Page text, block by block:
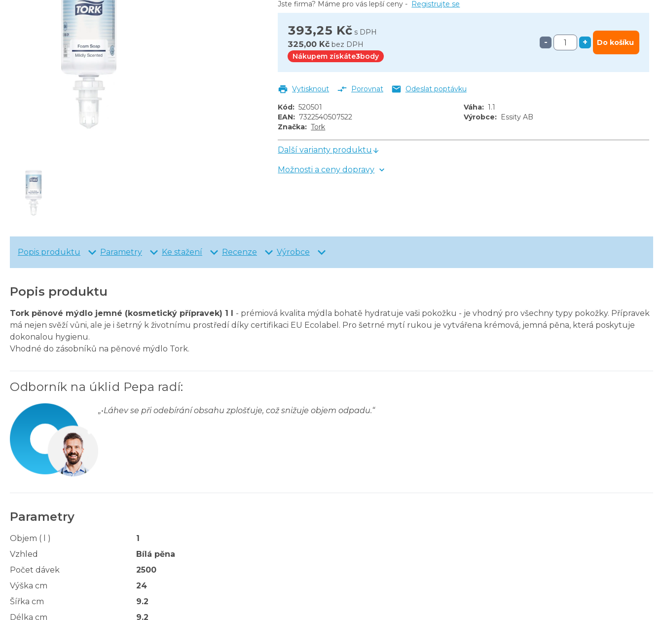
393,25 Kč s DPH
325,00 Kč bez DPH
Nákupem získáte3body
- + Do košíku
Jste firma? Máme pro vás lepší ceny - Registrujte se
Vytisknout Porovnat Odeslat poptávku
Kód: 520501 Váha: 1.1
EAN: 7322540507522 Výrobce: Essity AB
Značka: Tork
Další varianty produktu
Možnosti a ceny dopravy
Popis produktu Parametry Ke stažení Recenze Výrobce
Popis produktu
Tork pěnové mýdlo jemné (kosmetický přípravek) 1 l - prémiová kvalita mýdla bohatě hydratuje vaši pokožku - je vhodný pro všechny typy pokožky. Přípravek
má nejen svěží vůni, ale je i šetrný k životnímu prostředí díky certifikaci EU Ecolabel. Pro šetrné mytí rukou je vytvářena krémová, jemná pěna, která poskytuje
dokonalou hygienu.
Vhodné do zásobníků na pěnové mýdlo Tork.
Odborník na úklid Pepa radí:
„•Láhev se při odebírání obsahu zplošťuje, což snižuje objem odpadu.“
Parametry
Objem ( l )
1
Vzhled
Bílá pěna
Počet dávek
2500
Výška cm
24
Šířka cm
9.2
Délka cm
9.2